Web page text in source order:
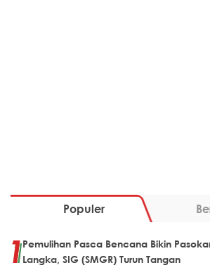
Populer
Pemulihan Pasca Bencana Bikin
Langka, SIG (SMGR) Turun Tangan